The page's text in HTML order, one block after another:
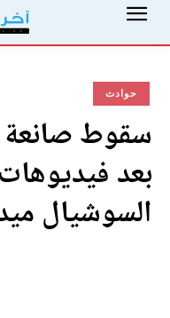
حوادث
سقوط
بعد
السوشيال